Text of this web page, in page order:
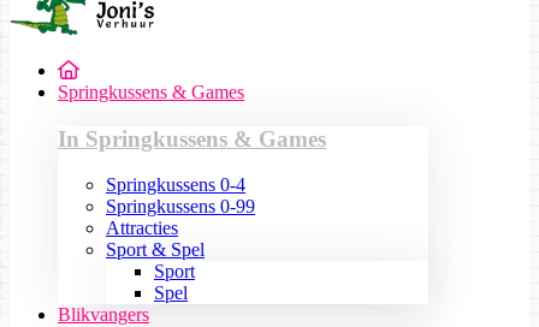
Springkussens & Games
In Springkussens & Games
Springkussens 0-4
Springkussens 0-99
Attracties
Sport & Spel
Sport
Spel
Blikvangers